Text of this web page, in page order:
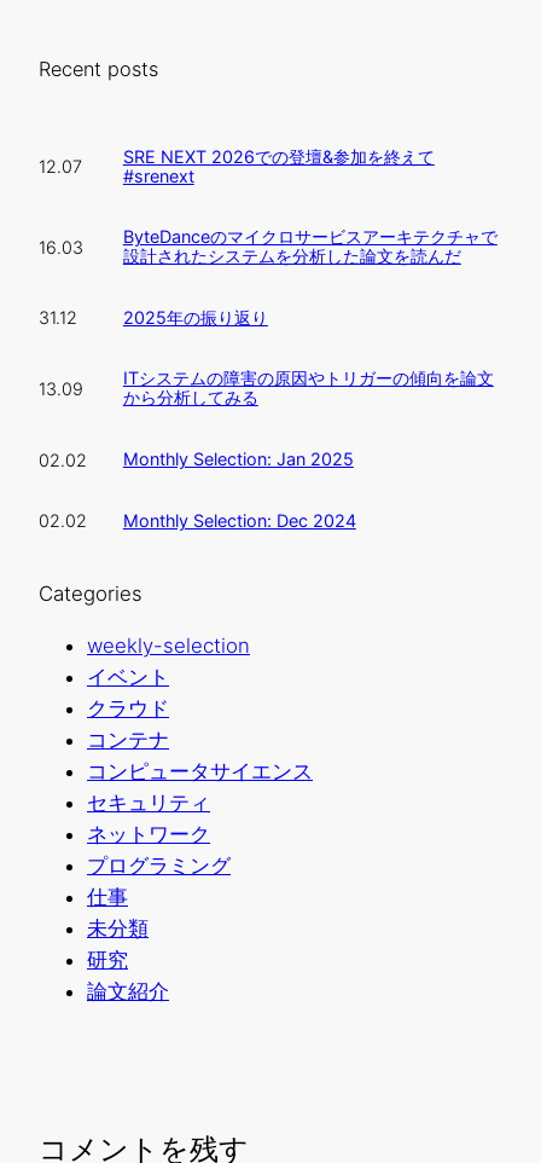
Recent posts
12.07
SRE NEXT 2026での登壇&参加を終えて
#srenext
16.03
ByteDanceのマイクロサービスアーキテクチャで
設計されたシステムを分析した論文を読んだ
31.12 2025年の振り返り
13.09
ITシステムの障害の原因やトリガーの傾向を論文
から分析してみる
02.02 Monthly Selection: Jan 2025
02.02 Monthly Selection: Dec 2024
Categories
weekly-selection
イベント
クラウド
コンテナ
コンピュータサイエンス
セキュリティ
ネットワーク
プログラミング
仕事
未分類
研究
論文紹介
コメントを残す